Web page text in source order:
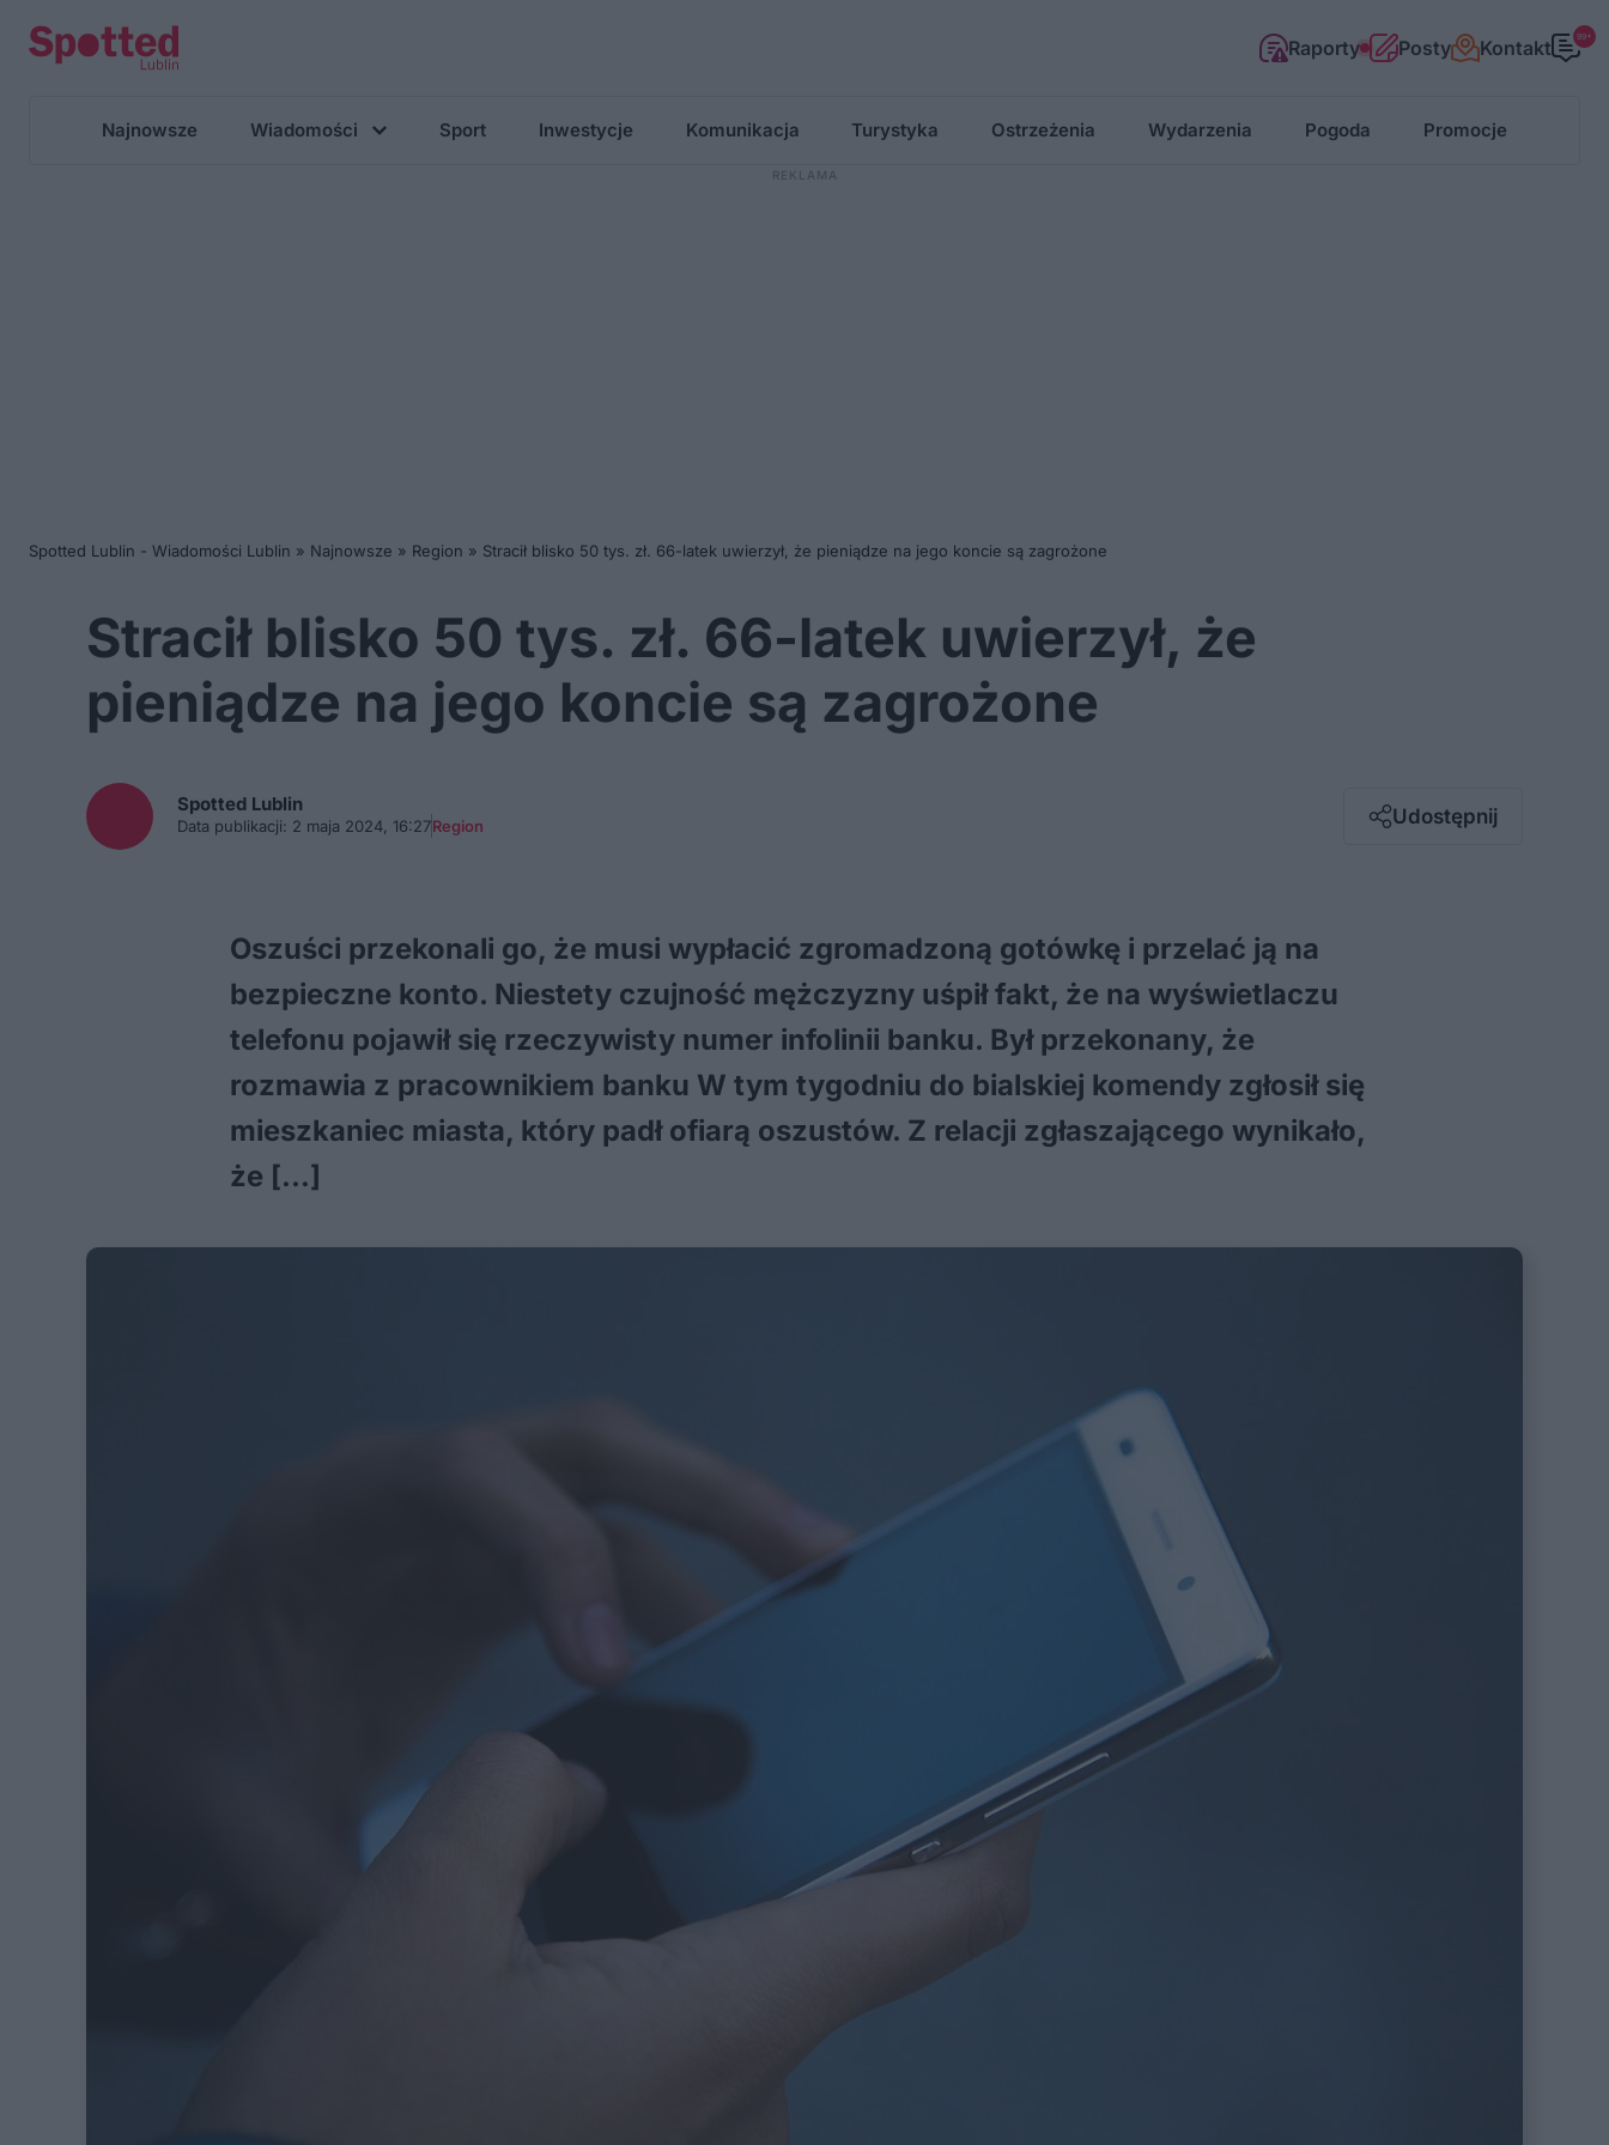
Raporty Posty Kontakt 99+
Najnowsze Wiadomości Sport Inwestycje Komunikacja Turystyka Ostrzeżenia Wydarzenia Pogoda Promocje
Spotted Lublin - Wiadomości Lublin » Najnowsze » Region » Stracił blisko 50 tys. zł. 66-latek uwierzył, że pieniądze na jego koncie są zagrożone
Stracił blisko 50 tys. zł. 66-latek uwierzył, że
pieniądze na jego koncie są zagrożone
Spotted Lublin
Data publikacji: 2 maja 2024, 16:27Region Udostępnij
Messenger
Oszuści przekonali go, że musi wypłacić zgromadzoną gotówkę i przelać ją na
bezpieczne konto. Niestety czujność mężczyzny uśpił fakt, że na wyświetlaczu
telefonu pojawił się rzeczywisty numer infolinii banku. Był przekonany, że
rozmawia z pracownikiem banku W tym tygodniu do bialskiej komendy zgłosił się
mieszkaniec miasta, który padł ofiarą oszustów. Z relacji zgłaszającego wynikało,
że […]